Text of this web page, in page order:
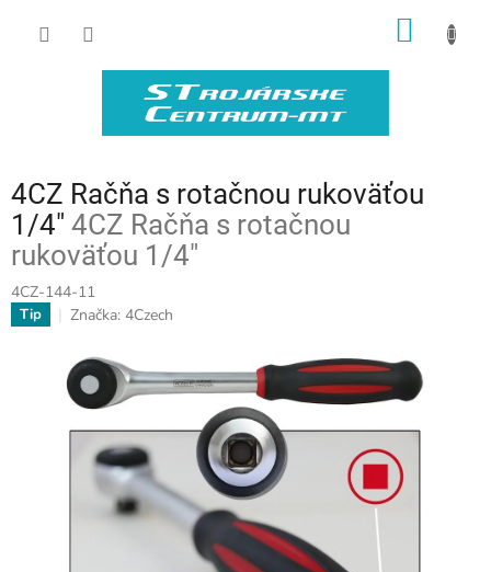
4CZ Račňa s rotačnou rukoväťou
1/4" 4CZ Račňa s rotačnou
rukoväťou 1/4"
4CZ-144-11
Tip Značka: 4Czech